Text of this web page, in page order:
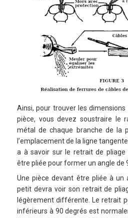
Ainsi, pour trouver les
pièce, vous devez soustraire le
métal de chaque branche de la
l’emplacement de la ligne
a à savoir sur le retrait de
être pliée pour former un angle de
Une pièce devant être pliée à un
petit devra voir son retrait de
légèrement différente. Le retrait
inférieurs à 90 degrés est